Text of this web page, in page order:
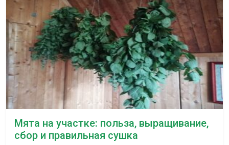
Мята на участке: польза, выращивание,
сбор и правильная сушка